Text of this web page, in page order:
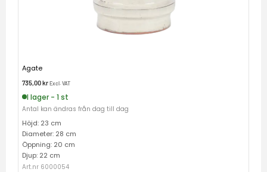
Agate
735,00krExcl. VAT
I lager - 1 st
Antal kan ändras från dag till dag
Höjd: 23 cm
Diameter: 28 cm
Öppning: 20 cm
Djup: 22 cm
Art.nr 6000054